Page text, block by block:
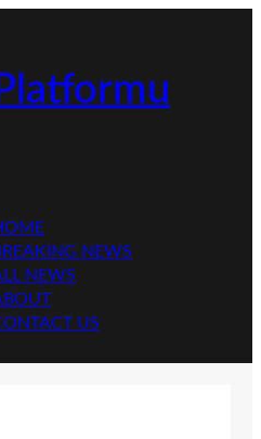
NEWS
NEWS
US